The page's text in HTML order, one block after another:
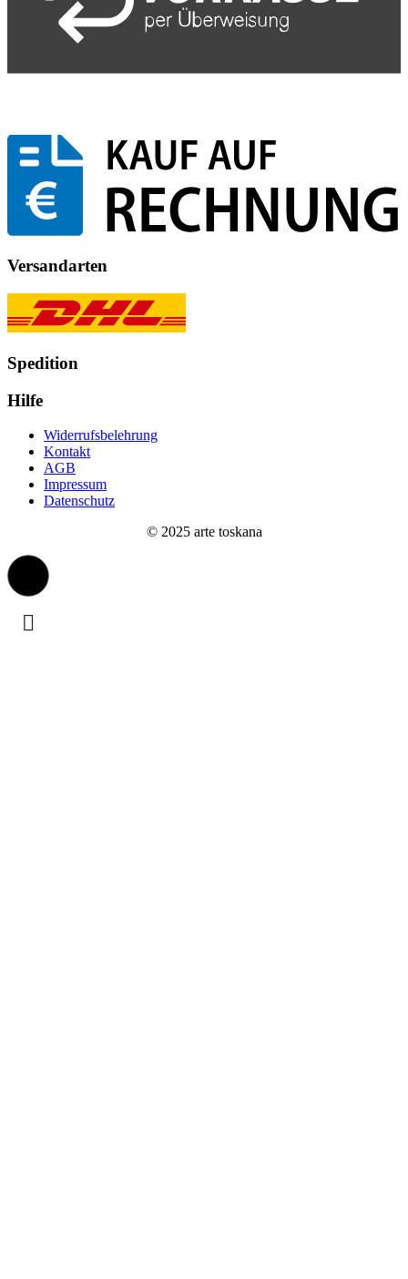
Versandarten
Spedition
Hilfe
Widerrufsbelehrung
Kontakt
AGB
Impressum
Datenschutz
© 2025 arte toskana